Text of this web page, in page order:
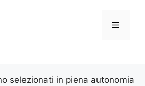
Menu
selezionati in piena autonomia